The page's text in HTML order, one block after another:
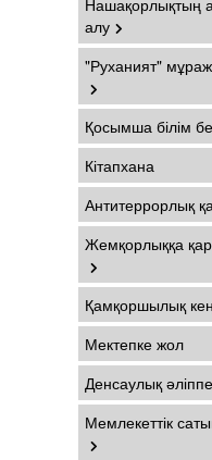
Нашақорлықтың
алу
"Руханият"
Қосымша білім
Кітапхана
Антитеррорлық
Жемқорлыққа
Қамқоршылық
Мектепке жол
Денсаулық
Мемлекеттік